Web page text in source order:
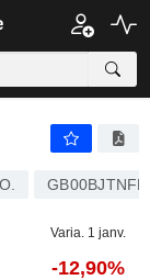
Varia. 1 janv.
-12,90%